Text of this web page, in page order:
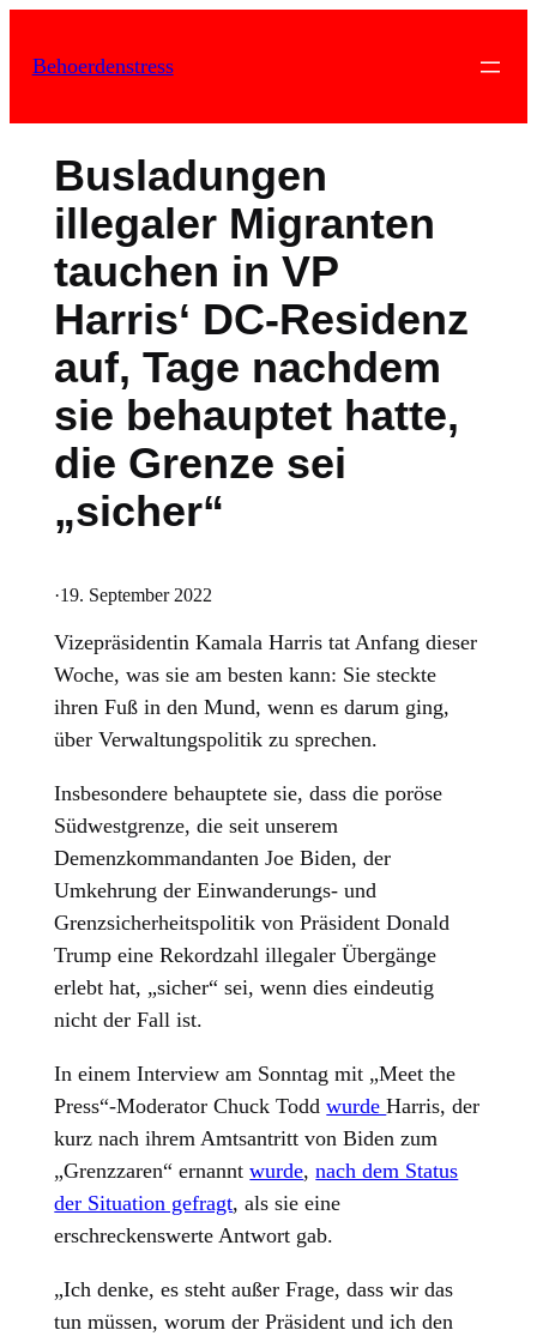
Inhalt
Behoerdenstress
Busladungen
illegaler Migranten
tauchen in VP
Harris‘ DC-Residenz
auf, Tage nachdem
sie behauptet hatte,
die Grenze sei
„sicher“
·19. September 2022
Vizepräsidentin Kamala Harris tat Anfang dieser
Woche, was sie am besten kann: Sie steckte
ihren Fuß in den Mund, wenn es darum ging,
über Verwaltungspolitik zu sprechen.
Insbesondere behauptete sie, dass die poröse
Südwestgrenze, die seit unserem
Demenzkommandanten Joe Biden, der
Umkehrung der Einwanderungs- und
Grenzsicherheitspolitik von Präsident Donald
Trump eine Rekordzahl illegaler Übergänge
erlebt hat, „sicher“ sei, wenn dies eindeutig
nicht der Fall ist.
In einem Interview am Sonntag mit „Meet the
Press“-Moderator Chuck ToddwurdeHarris, der
kurz nach ihrem Amtsantritt von Biden zum
„Grenzzaren“ ernanntwurde,nach dem Status
der Situation gefragt, als sie eine
erschreckenswerte Antwort gab.
„Ich denke, es steht außer Frage, dass wir das
tun müssen, worum der Präsident und ich den